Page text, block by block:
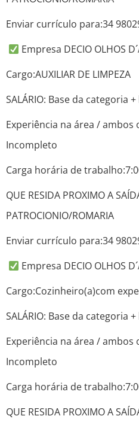
Enviar currículo para:34
Empresa DECIO OLHOS
Cargo:AUXILIAR DE LIMPEZA
SALÁRIO: Base da categoria
Experiência na área / ambos
Incompleto
Carga horária de
QUE RESIDA PROXIMO A
PATROCIONIO/ROMARIA
Enviar currículo para:34
Empresa DECIO OLHOS
Cargo:Cozinheiro(a)com
SALÁRIO: Base da categoria
Experiência na área / ambos
Incompleto
Carga horária de
QUE RESIDA PROXIMO A